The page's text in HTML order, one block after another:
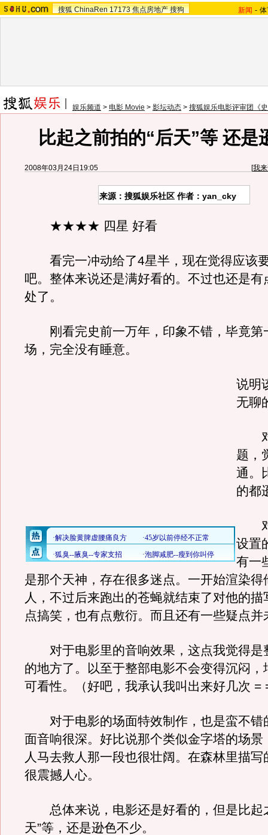
搜狐 ChinaRen 17173 焦点房地产 搜狗 新闻 -
娱乐频道 > 电影 Movie > 影坛动态 > 搜狐娱乐电影评审团《
比起之前拍的“后天”等 还是
2008年03月24日19:05 [我
来源：搜狐娱乐社区 作者：yan_cky
★★★★ 四星 好看
看完一冲动给了4星半，现在觉得应该
吧。整体来说还是满好看的。不过也还是有
处了。
刚看完史前一万年，印象不错，毕竟第
场，完全没有睡意。
说明
无聊
对
题，
通。
的都
对
设置
有一
是那个天神，存在很多迷点。一开始渲染得
人，不过后来跑出的苍蝇就结束了对他的描
点搞笑，也有点敷衍。而且还有一些疑点并
对于电影里的音响效果，这点我觉得是
的地方了。以至于整部电影不会变得沉闷，
可看性。（好吧，我承认我叫出来好几次 =
对于电影的场面特效制作，也是蛮不错
面音响很深。好比说那个类似金字塔的场景
人马去救人那一段也很壮阔。在森林里描写
很震撼人心。
总体来说，电影还是好看的，但是比起
天”等，还是逊色不少。